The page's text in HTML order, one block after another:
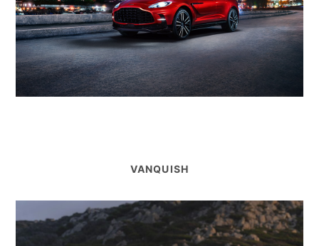
VANQUISH